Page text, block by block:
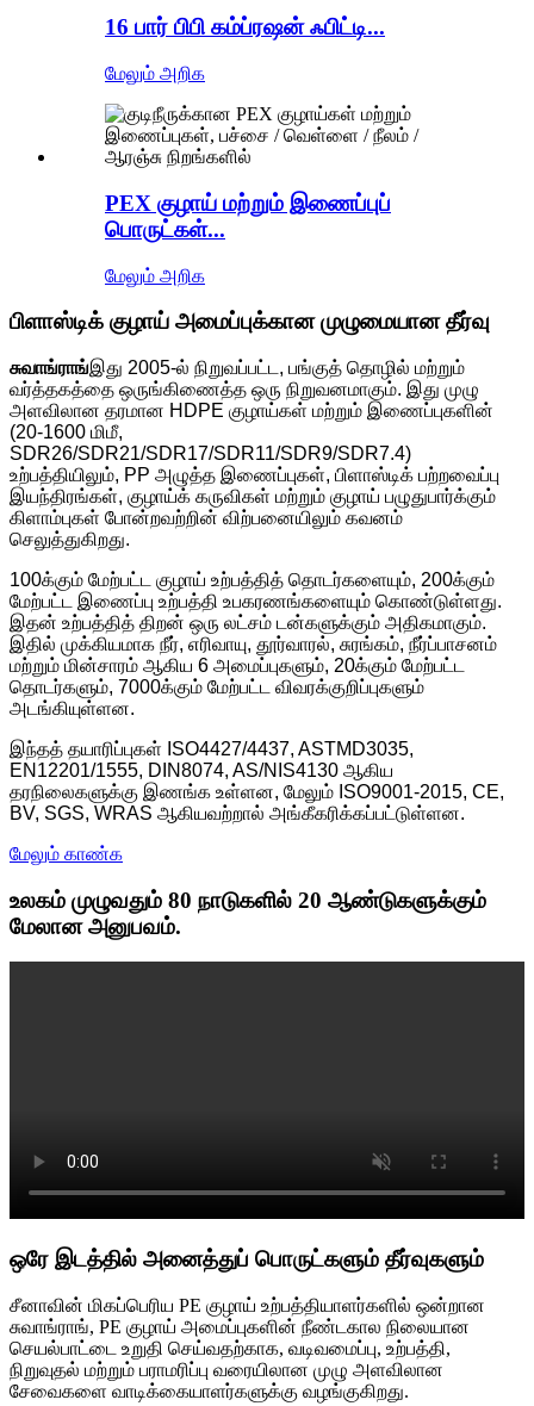
16 பார் பிபி கம்ப்ரஷன் ஃபிட்டி...
மேலும் அறிக
PEX குழாய் மற்றும் இணைப்புப்
பொருட்கள்...
மேலும் அறிக
பிளாஸ்டிக் குழாய் அமைப்புக்கான முழுமையான தீர்வு
சுவாங்ராங்இது 2005-ல் நிறுவப்பட்ட, பங்குத் தொழில் மற்றும்
வர்த்தகத்தை ஒருங்கிணைத்த ஒரு நிறுவனமாகும். இது முழு
அளவிலான தரமான HDPE குழாய்கள் மற்றும் இணைப்புகளின்
(20-1600 மிமீ,
SDR26/SDR21/SDR17/SDR11/SDR9/SDR7.4)
உற்பத்தியிலும், PP அழுத்த இணைப்புகள், பிளாஸ்டிக் பற்றவைப்பு
இயந்திரங்கள், குழாய்க் கருவிகள் மற்றும் குழாய் பழுதுபார்க்கும்
கிளாம்புகள் போன்றவற்றின் விற்பனையிலும் கவனம்
செலுத்துகிறது.
100க்கும் மேற்பட்ட குழாய் உற்பத்தித் தொடர்களையும், 200க்கும்
மேற்பட்ட இணைப்பு உற்பத்தி உபகரணங்களையும் கொண்டுள்ளது.
இதன் உற்பத்தித் திறன் ஒரு லட்சம் டன்களுக்கும் அதிகமாகும்.
இதில் முக்கியமாக நீர், எரிவாயு, தூர்வாரல், சுரங்கம், நீர்ப்பாசனம்
மற்றும் மின்சாரம் ஆகிய 6 அமைப்புகளும், 20க்கும் மேற்பட்ட
தொடர்களும், 7000க்கும் மேற்பட்ட விவரக்குறிப்புகளும்
அடங்கியுள்ளன.
இந்தத் தயாரிப்புகள் ISO4427/4437, ASTMD3035,
EN12201/1555, DIN8074, AS/NIS4130 ஆகிய
தரநிலைகளுக்கு இணங்க உள்ளன, மேலும் ISO9001-2015, CE,
BV, SGS, WRAS ஆகியவற்றால் அங்கீகரிக்கப்பட்டுள்ளன.
மேலும் காண்க
உலகம் முழுவதும் 80 நாடுகளில் 20 ஆண்டுகளுக்கும்
மேலான அனுபவம்.
ஒரே இடத்தில் அனைத்துப் பொருட்களும் தீர்வுகளும்
சீனாவின் மிகப்பெரிய PE குழாய் உற்பத்தியாளர்களில் ஒன்றான
சுவாங்ராங், PE குழாய் அமைப்புகளின் நீண்டகால நிலையான
செயல்பாட்டை உறுதி செய்வதற்காக, வடிவமைப்பு, உற்பத்தி,
நிறுவுதல் மற்றும் பராமரிப்பு வரையிலான முழு அளவிலான
சேவைகளை வாடிக்கையாளர்களுக்கு வழங்குகிறது.